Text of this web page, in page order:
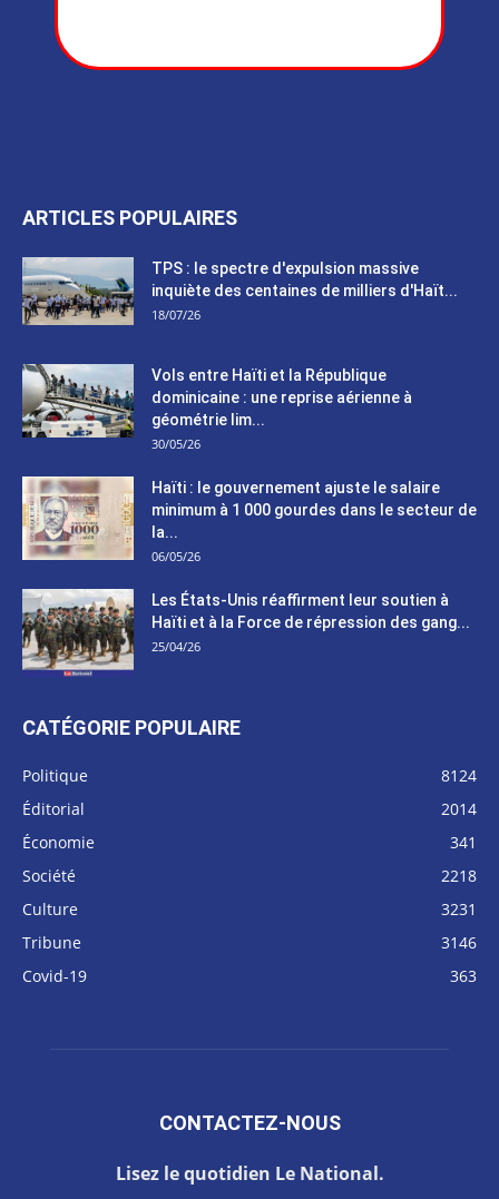
ARTICLES POPULAIRES
TPS : le spectre d'expulsion massive
inquiète des centaines de milliers d'Haït...
18/07/26
Vols entre Haïti et la République
dominicaine : une reprise aérienne à
géométrie lim...
30/05/26
Haïti : le gouvernement ajuste le salaire
minimum à 1 000 gourdes dans le secteur de
la...
06/05/26
Les États-Unis réaffirment leur soutien à
Haïti et à la Force de répression des gang...
25/04/26
CATÉGORIE POPULAIRE
Politique
8124
Éditorial
2014
Économie
341
Société
2218
Culture
3231
Tribune
3146
Covid-19
363
CONTACTEZ-NOUS
Lisez le quotidien Le National.